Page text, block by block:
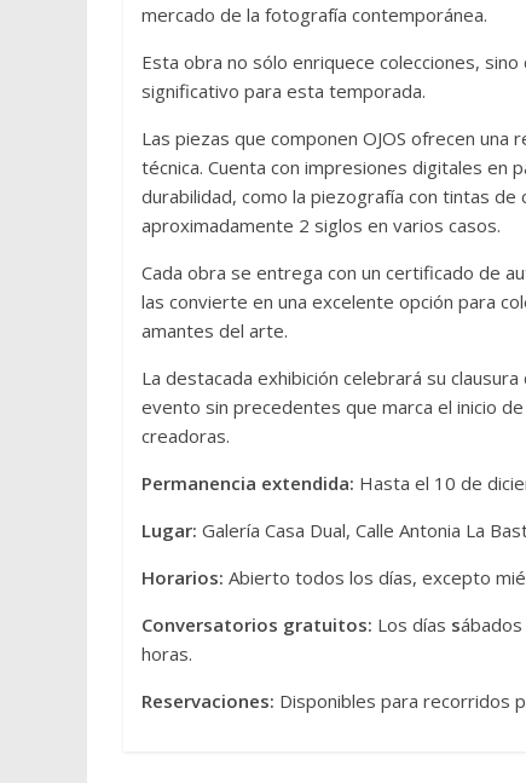
mercado de la fotografía contemporánea.
Esta obra no sólo enriquece colecciones,
significativo para esta temporada.
Las piezas que componen OJOS ofrecen
técnica. Cuenta con impresiones digitales en
durabilidad, como la piezografía con tintas de
aproximadamente 2 siglos en varios casos.
Cada obra se entrega con un certificado de
las convierte en una excelente opción para
amantes del arte.
La destacada exhibición celebrará su
evento sin precedentes que marca el inicio
creadoras.
Permanencia extendida: Hasta el 10 de
Lugar: Galería Casa Dual, Calle Antonia La
Horarios: Abierto todos los días, excepto
Conversatorios gratuitos: Los días s
horas.
Reservaciones: Disponibles para recorridos